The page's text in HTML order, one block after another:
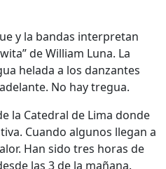
y la bandas interpretan
de William Luna. La
helada a los danzantes
No hay tregua.
la Catedral de Lima donde
Cuando algunos llegan a
Han sido tres horas de
las 3 de la mañana.